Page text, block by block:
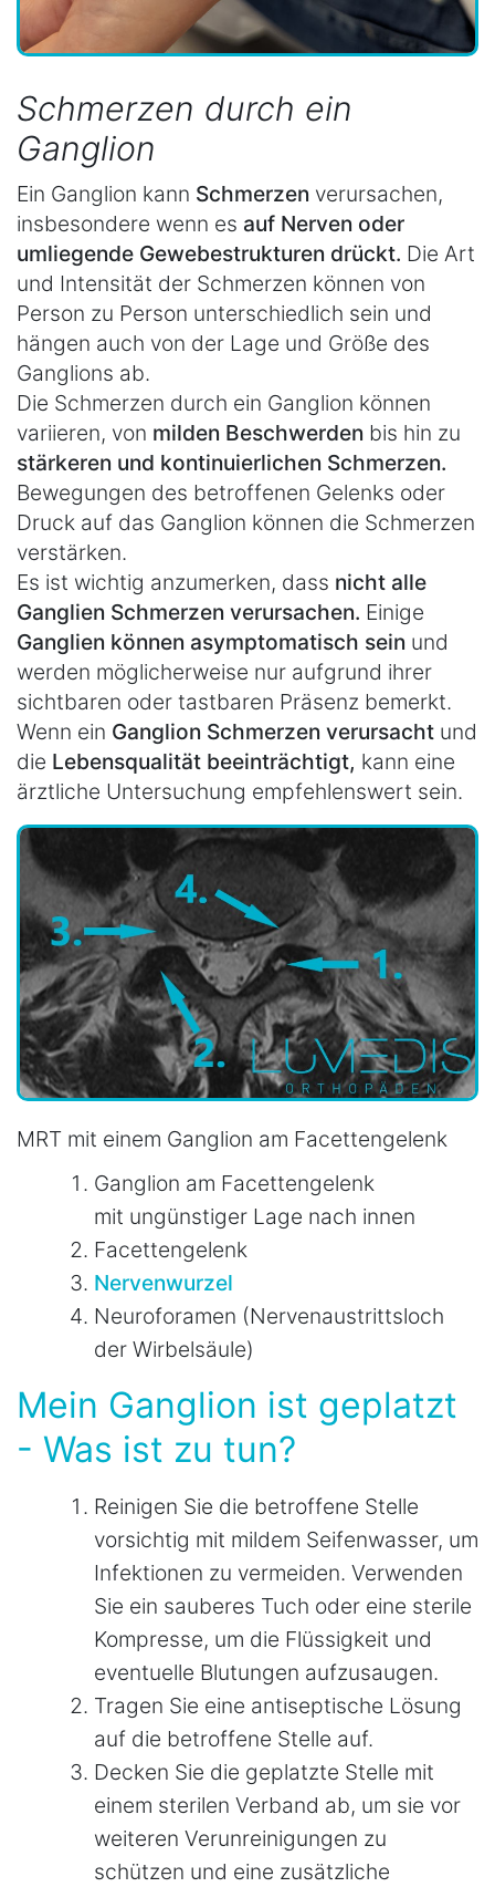
Schmerzen durch ein
Ganglion
Ein Ganglion kann Schmerzen verursachen,
insbesondere wenn es auf Nerven oder
umliegende Gewebestrukturen drückt. Die Art
und Intensität der Schmerzen können von
Person zu Person unterschiedlich sein und
hängen auch von der Lage und Größe des
Ganglions ab.
Die Schmerzen durch ein Ganglion können
variieren, von milden Beschwerden bis hin zu
stärkeren und kontinuierlichen Schmerzen.
Bewegungen des betroffenen Gelenks oder
Druck auf das Ganglion können die Schmerzen
verstärken.
Es ist wichtig anzumerken, dass nicht alle
Ganglien Schmerzen verursachen. Einige
Ganglien können asymptomatisch sein und
werden möglicherweise nur aufgrund ihrer
sichtbaren oder tastbaren Präsenz bemerkt.
Wenn ein Ganglion Schmerzen verursacht und
die Lebensqualität beeinträchtigt, kann eine
ärztliche Untersuchung empfehlenswert sein.
MRT mit einem Ganglion am Facettengelenk
Ganglion am Facettengelenk
mit ungünstiger Lage nach innen
Facettengelenk
Nervenwurzel
Neuroforamen (Nervenaustrittsloch
der Wirbelsäule)
Mein Ganglion ist geplatzt
- Was ist zu tun?
Reinigen Sie die betroffene Stelle
vorsichtig mit mildem Seifenwasser, um
Infektionen zu vermeiden. Verwenden
Sie ein sauberes Tuch oder eine sterile
Kompresse, um die Flüssigkeit und
eventuelle Blutungen aufzusaugen.
Tragen Sie eine antiseptische Lösung
auf die betroffene Stelle auf.
Decken Sie die geplatzte Stelle mit
einem sterilen Verband ab, um sie vor
weiteren Verunreinigungen zu
schützen und eine zusätzliche